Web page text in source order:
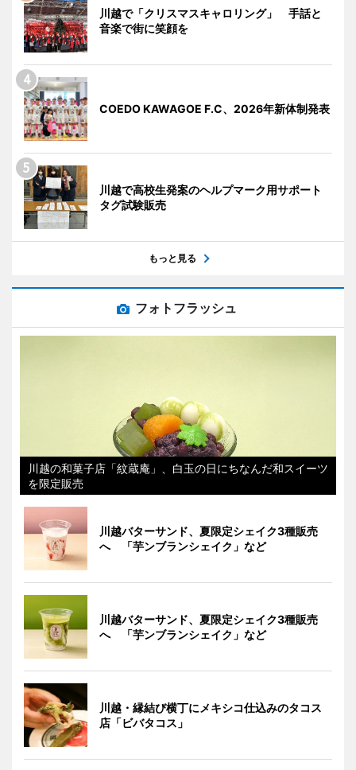
川越で「クリスマスキャロリング」 手話と
音楽で街に笑顔を
COEDO KAWAGOE F.C、2026年新体制発表
川越で高校生発案のヘルプマーク用サポート
タグ試験販売
もっと見る
フォトフラッシュ
川越の和菓子店「紋蔵庵」、白玉の日にちなんだ和スイーツ
を限定販売
川越バターサンド、夏限定シェイク3種販売
へ 「芋ンブランシェイク」など
川越バターサンド、夏限定シェイク3種販売
へ 「芋ンブランシェイク」など
川越・縁結び横丁にメキシコ仕込みのタコス
店「ビバタコス」